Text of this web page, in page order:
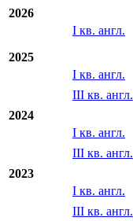
2026
I кв. англ.
2025
I кв. англ.
III кв. англ.
2024
I кв. англ.
III кв. англ.
2023
I кв. англ.
III кв. англ.